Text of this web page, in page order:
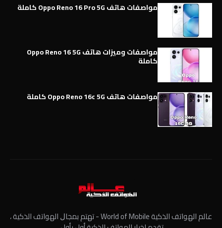
مواصفات هاتف Oppo Reno 16 Pro 5G كاملة
مواصفات وميزات هاتف Oppo Reno 16 5G
كاملة
مواصفات هاتف Oppo Reno 16c 5G كاملة
عالم الهواتف الذكية World of Mobile - ﺗﻬﺘﻢ ﺑﻤﺠﺎﻝ الهواتف الذكية ،